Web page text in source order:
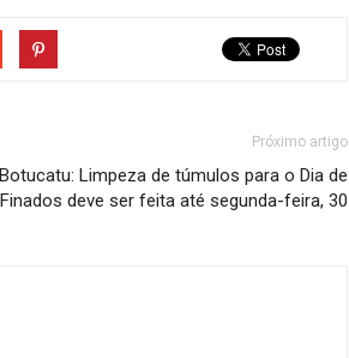
Próximo artigo
Botucatu: Limpeza de túmulos para o Dia de
Finados deve ser feita até segunda-feira, 30